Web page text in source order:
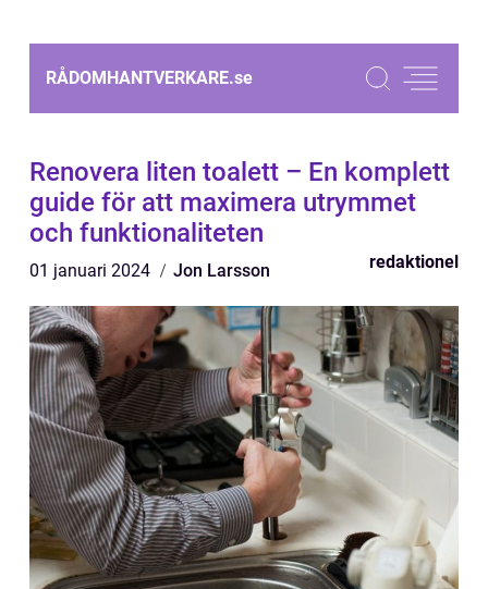
RÅDOMHANTVERKARE.se
Renovera liten toalett – En komplett
guide för att maximera utrymmet
och funktionaliteten
01 januari 2024 Jon Larsson redaktionel